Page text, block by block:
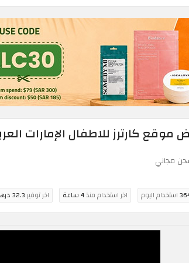
موقع كارترز للاطفال الإمارات
مجاني
استخدام اليوم اخر استخدام منذ4 ساعة اخر توفير32.3 درهم اماراتي